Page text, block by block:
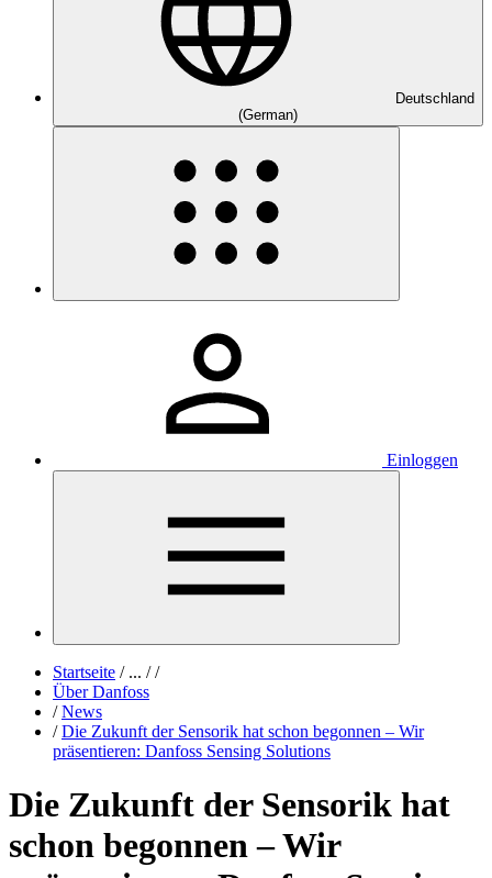
Deutschland
(German)
Einloggen
Startseite /... / /
Über Danfoss
/ News
/ Die Zukunft der Sensorik hat schon begonnen – Wir
präsentieren: Danfoss Sensing Solutions
Die Zukunft der Sensorik hat
schon begonnen – Wir